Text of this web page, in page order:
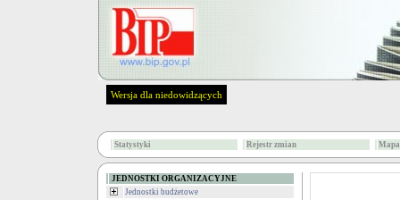
Wersja dla niedowidzących
Statystyki Rejestr zmian
JEDNOSTKI ORGANIZACYJNE
Jednostki budżetowe